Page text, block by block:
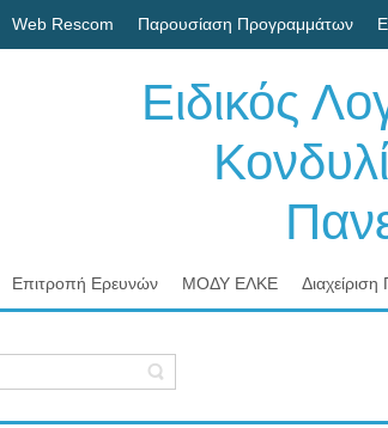
Web Rescom Παρουσίαση Προγραμμάτων
Ειδικός
Επιτροπή Ερευνών ΜΟΔΥ ΕΛΚΕ Διαχείριση